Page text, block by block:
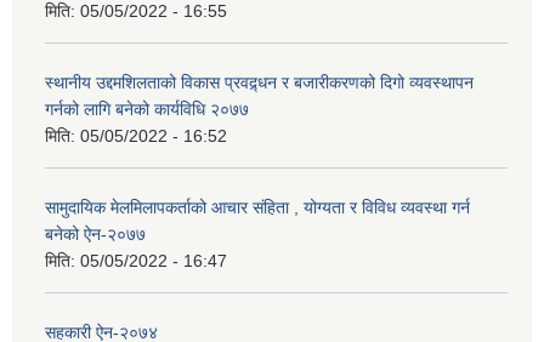
मिति: 05/05/2022 - 16:55
स्थानीय उद्दमशिलताको विकास प्रवद्र्धन र बजारीकरणको दिगो व्यवस्थापन
गर्नको लागि बनेको कार्यविधि २०७७
मिति: 05/05/2022 - 16:52
सामुदायिक मेलमिलापकर्ताको आचार संहिता , योग्यता र विविध व्यवस्था गर्न
बनेको ऐन-२०७७
मिति: 05/05/2022 - 16:47
सहकारी ऐन-२०७४